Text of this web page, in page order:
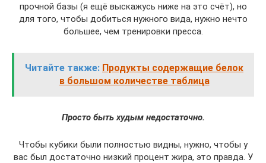
прочной базы (я ещё выскажусь ниже на это счёт), но
для того, чтобы добиться нужного вида, нужно нечто
большее, чем тренировки пресса.
Читайте также: Продукты содержащие белок
в большом количестве таблица
Просто быть худым недостаточно.
Чтобы кубики были полностью видны, нужно, чтобы у
вас был достаточно низкий процент жира, это правда. У